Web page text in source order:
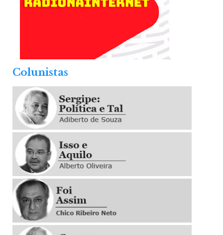
.
Colunistas